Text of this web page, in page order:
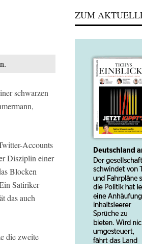
schwarzen
Accounts
Disziplin einer
Blocken
Satiriker
das auch
die zweite
ZUM